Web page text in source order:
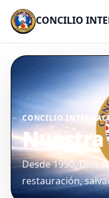
CONCILIO
CONCILIO
Desde 1990, Dios
restauración,